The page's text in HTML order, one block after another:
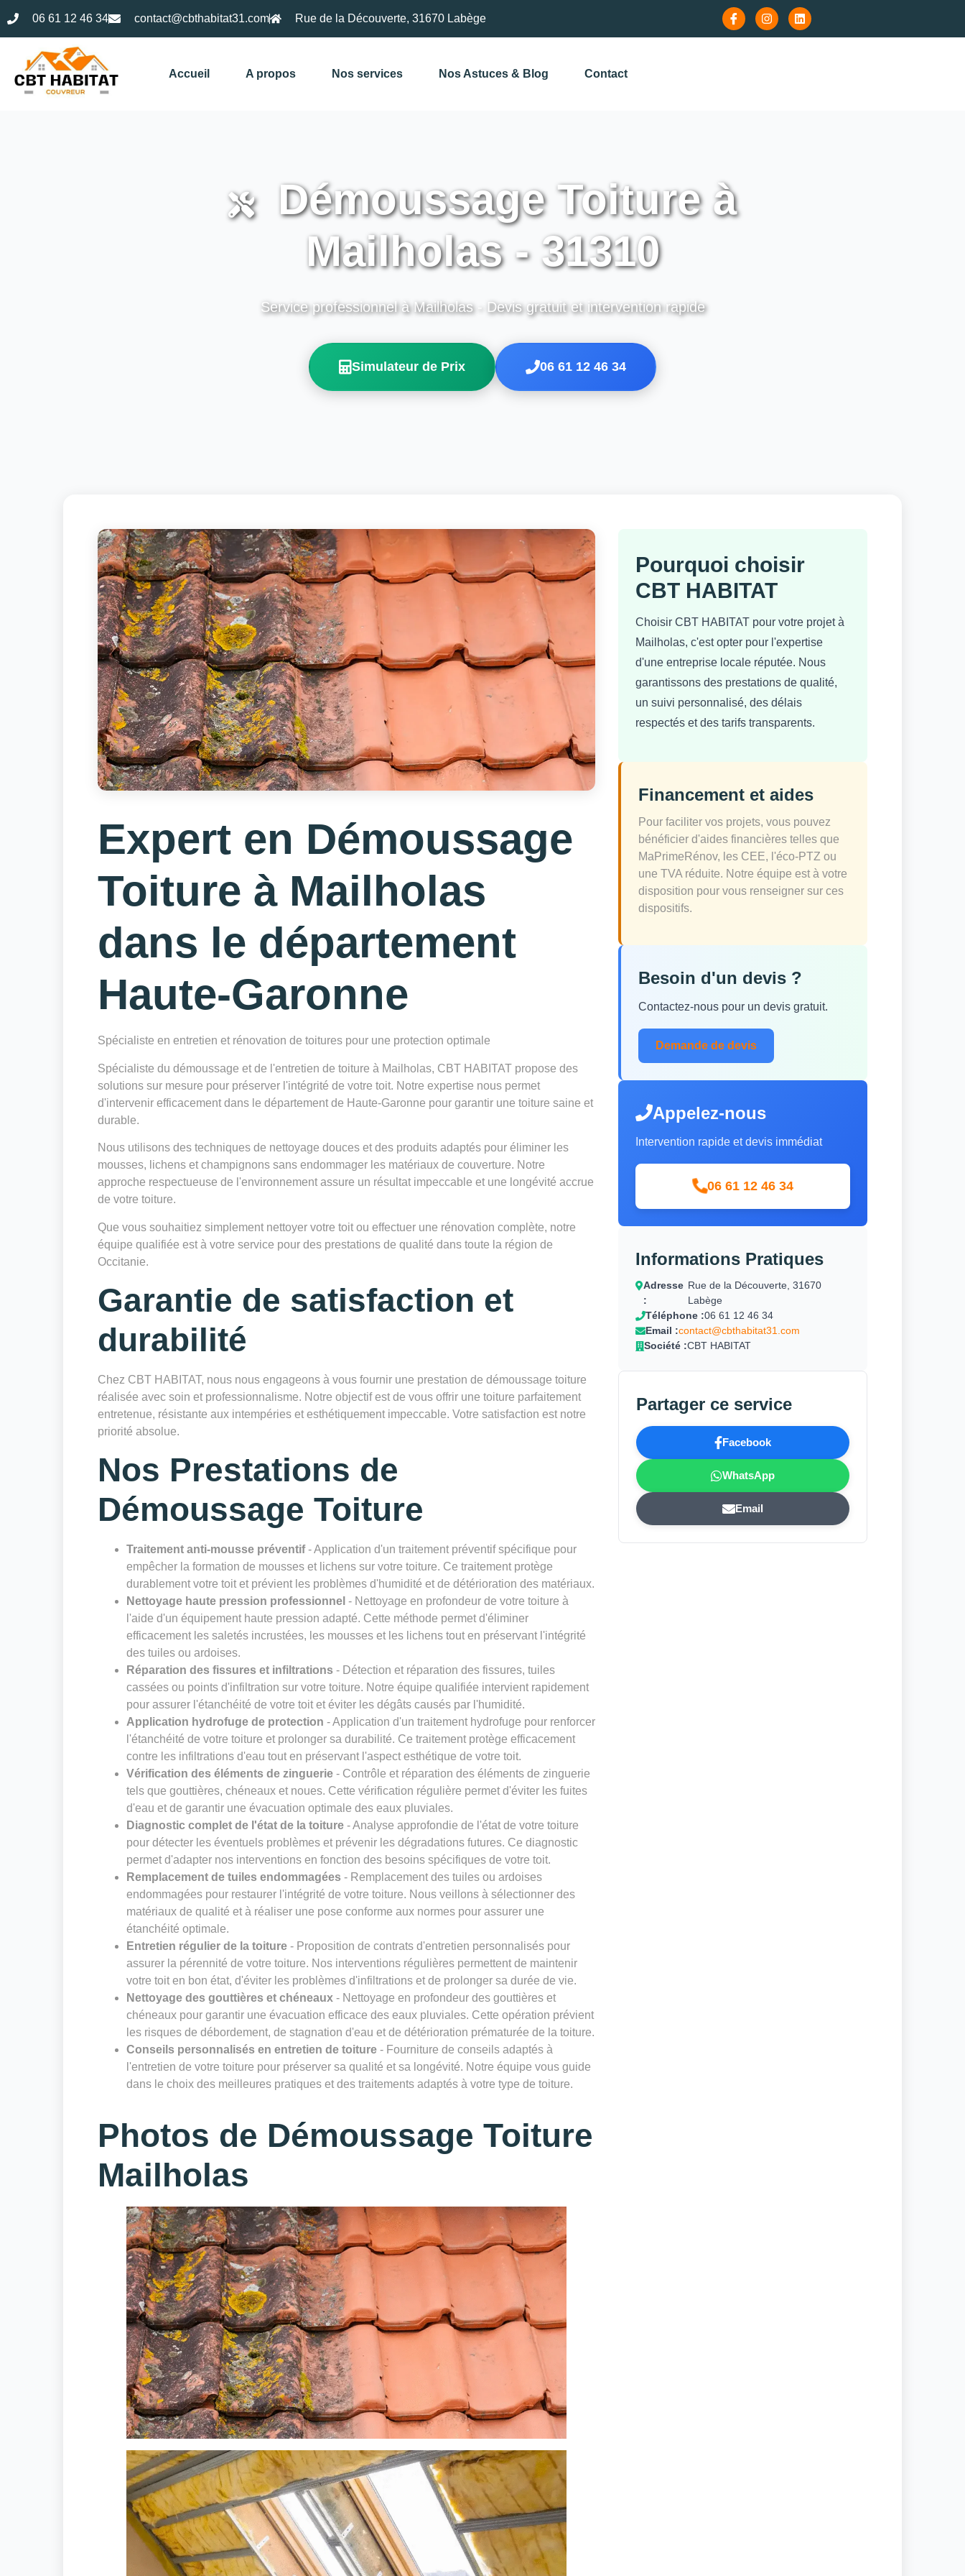
06 61 12 46 34 contact@cbthabitat31.com Rue de la Découverte, 31670 Labège
Accueil A propos Nos services Nos Astuces & Blog Contact
Démoussage Toiture à
Mailholas - 31310
Service professionnel à Mailholas - Devis gratuit et intervention rapide
Simulateur de Prix 06 61 12 46 34
Expert en Démoussage
Toiture à Mailholas
dans le département
Haute-Garonne
Spécialiste en entretien et rénovation de toitures pour une protection optimale
Spécialiste du démoussage et de l'entretien de toiture à Mailholas, CBT HABITAT propose des
solutions sur mesure pour préserver l'intégrité de votre toit. Notre expertise nous permet
d'intervenir efficacement dans le département de Haute-Garonne pour garantir une toiture saine et
durable.
Nous utilisons des techniques de nettoyage douces et des produits adaptés pour éliminer les
mousses, lichens et champignons sans endommager les matériaux de couverture. Notre
approche respectueuse de l'environnement assure un résultat impeccable et une longévité accrue
de votre toiture.
Que vous souhaitiez simplement nettoyer votre toit ou effectuer une rénovation complète, notre
équipe qualifiée est à votre service pour des prestations de qualité dans toute la région de
Occitanie.
Garantie de satisfaction et
durabilité
Chez CBT HABITAT, nous nous engageons à vous fournir une prestation de démoussage toiture
réalisée avec soin et professionnalisme. Notre objectif est de vous offrir une toiture parfaitement
entretenue, résistante aux intempéries et esthétiquement impeccable. Votre satisfaction est notre
priorité absolue.
Nos Prestations de
Démoussage Toiture
Traitement anti-mousse préventif- Application d'un traitement préventif spécifique pour
empêcher la formation de mousses et lichens sur votre toiture. Ce traitement protège
durablement votre toit et prévient les problèmes d'humidité et de détérioration des matériaux.
Nettoyage haute pression professionnel - Nettoyage en profondeur de votre toiture à
l'aide d'un équipement haute pression adapté. Cette méthode permet d'éliminer
efficacement les saletés incrustées, les mousses et les lichens tout en préservant l'intégrité
des tuiles ou ardoises.
Réparation des fissures et infiltrations - Détection et réparation des fissures, tuiles
cassées ou points d'infiltration sur votre toiture. Notre équipe qualifiée intervient rapidement
pour assurer l'étanchéité de votre toit et éviter les dégâts causés par l'humidité.
Application hydrofuge de protection - Application d'un traitement hydrofuge pour renforcer
l'étanchéité de votre toiture et prolonger sa durabilité. Ce traitement protège efficacement
contre les infiltrations d'eau tout en préservant l'aspect esthétique de votre toit.
Vérification des éléments de zinguerie - Contrôle et réparation des éléments de zinguerie
tels que gouttières, chéneaux et noues. Cette vérification régulière permet d'éviter les fuites
d'eau et de garantir une évacuation optimale des eaux pluviales.
Diagnostic complet de l'état de la toiture - Analyse approfondie de l'état de votre toiture
pour détecter les éventuels problèmes et prévenir les dégradations futures. Ce diagnostic
permet d'adapter nos interventions en fonction des besoins spécifiques de votre toit.
Remplacement de tuiles endommagées - Remplacement des tuiles ou ardoises
endommagées pour restaurer l'intégrité de votre toiture. Nous veillons à sélectionner des
matériaux de qualité et à réaliser une pose conforme aux normes pour assurer une
étanchéité optimale.
Entretien régulier de la toiture - Proposition de contrats d'entretien personnalisés pour
assurer la pérennité de votre toiture. Nos interventions régulières permettent de maintenir
votre toit en bon état, d'éviter les problèmes d'infiltrations et de prolonger sa durée de vie.
Nettoyage des gouttières et chéneaux - Nettoyage en profondeur des gouttières et
chéneaux pour garantir une évacuation efficace des eaux pluviales. Cette opération prévient
les risques de débordement, de stagnation d'eau et de détérioration prématurée de la toiture.
Conseils personnalisés en entretien de toiture - Fourniture de conseils adaptés à
l'entretien de votre toiture pour préserver sa qualité et sa longévité. Notre équipe vous guide
dans le choix des meilleures pratiques et des traitements adaptés à votre type de toiture.
Photos de Démoussage Toiture
Mailholas
Pourquoi choisir
CBT HABITAT
Choisir CBT HABITAT pour votre projet à
Mailholas, c'est opter pour l'expertise
d'une entreprise locale réputée. Nous
garantissons des prestations de qualité,
un suivi personnalisé, des délais
respectés et des tarifs transparents.
Financement et aides
Pour faciliter vos projets, vous pouvez
bénéficier d'aides financières telles que
MaPrimeRénov, les CEE, l'éco-PTZ ou
une TVA réduite. Notre équipe est à votre
disposition pour vous renseigner sur ces
dispositifs.
Besoin d'un devis ?
Contactez-nous pour un devis gratuit.
Demande de devis
Appelez-nous
Intervention rapide et devis immédiat
06 61 12 46 34
Informations Pratiques
Adresse
:
Rue de la Découverte, 31670
Labège
Téléphone :06 61 12 46 34
Email :contact@cbthabitat31.com
Société :CBT HABITAT
Partager ce service
Facebook
WhatsApp
Email